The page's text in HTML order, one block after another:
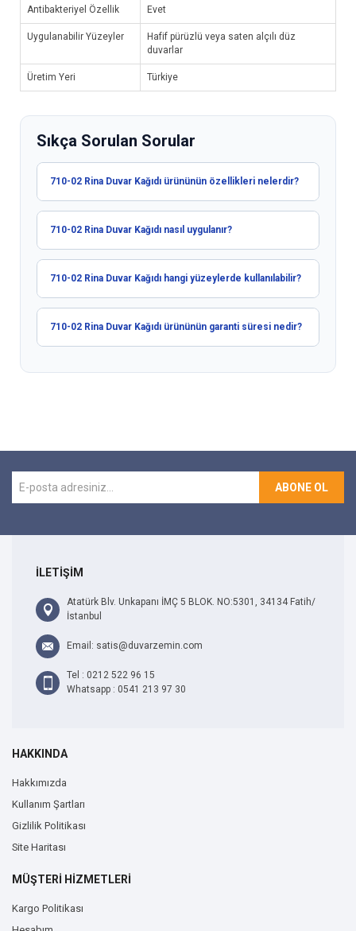
Antibakteriyel Özellik Evet
Uygulanabilir Yüzeyler
Hafif pürüzlü veya saten alçılı düz
duvarlar
Üretim Yeri Türkiye
Sıkça Sorulan Sorular
710-02 Rina Duvar Kağıdı ürününün özellikleri nelerdir?
710-02 Rina Duvar Kağıdı nasıl uygulanır?
710-02 Rina Duvar Kağıdı hangi yüzeylerde kullanılabilir?
710-02 Rina Duvar Kağıdı ürününün garanti süresi nedir?
ABONE OL
İLETİŞİM
Atatürk Blv. Unkapanı İMÇ 5 BLOK. NO:5301, 34134 Fatih/
İstanbul
Email: satis@duvarzemin.com
Tel : 0212 522 96 15
Whatsapp : 0541 213 97 30
HAKKINDA
Hakkımızda
Kullanım Şartları
Gizlilik Politikası
Site Haritası
MÜŞTERİ HİZMETLERİ
Kargo Politikası